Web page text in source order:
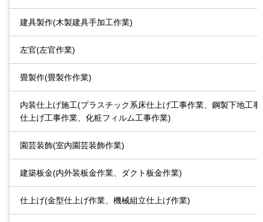
建具製作(木製建具手加工作業)
左官(左官作業)
畳製作(畳製作作業)
内装仕上げ施工(プラスチック系床仕上げ工事作業、鋼製下地工
仕上げ工事作業、化粧フィルム工事作業)
園芸装飾(室内園芸装飾作業)
建築板金(内外装板金作業、ダクト板金作業)
仕上げ(金型仕上げ作業、機械組立仕上げ作業)